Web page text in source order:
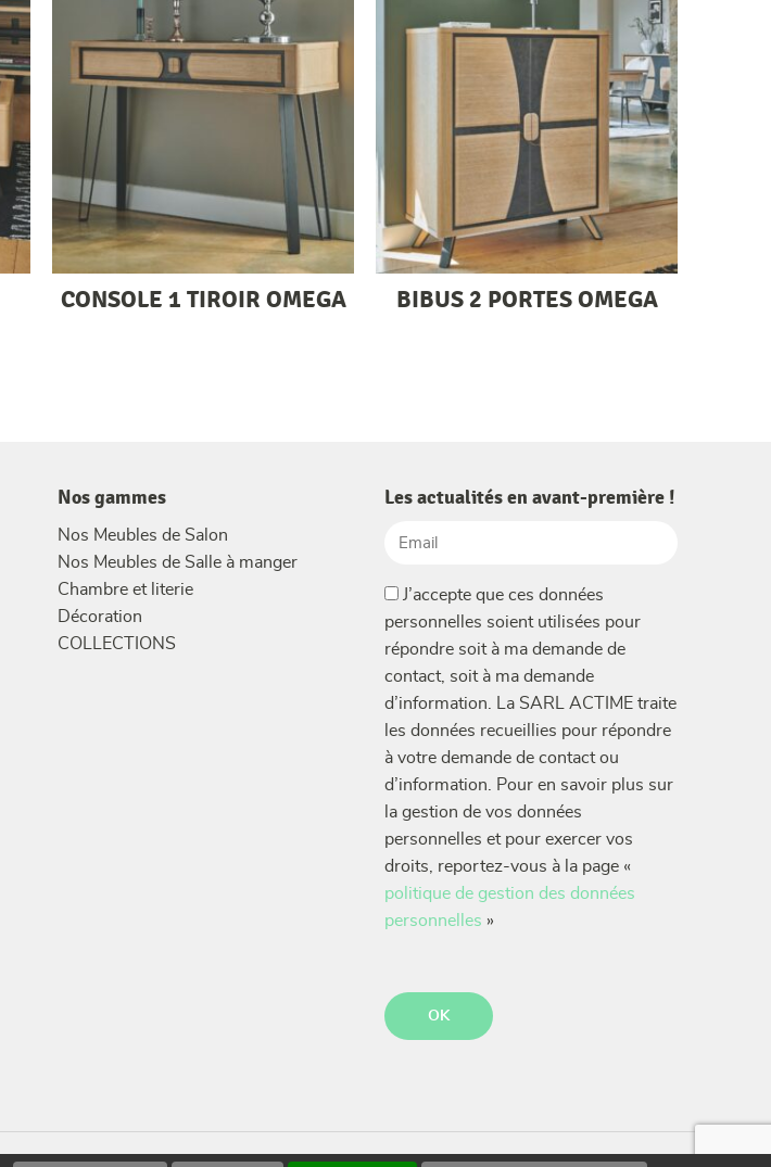
CONSOLE 1 TIROIR OMEGA BIBUS 2 PORTES OMEGA
Nos gammes
Nos Meubles de Salon
Nos Meubles de Salle à manger
Chambre et literie
Décoration
COLLECTIONS
Les actualités en avant-première !
Email
(Nécessaire)
J’accepte que ces données
personnelles soient utilisées pour
répondre soit à ma demande de
contact, soit à ma demande
d’information. La SARL ACTIME traite
les données recueillies pour répondre
à votre demande de contact ou
d’information. Pour en savoir plus sur
la gestion de vos données
personnelles et pour exercer vos
droits, reportez-vous à la page «
politique de gestion des données
personnelles »